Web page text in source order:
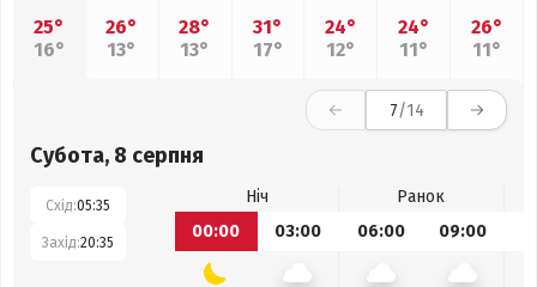
25°
16°
26°
13°
28°
13°
31°
17°
24°
12°
24°
11°
26°
11°
7/14
Субота, 8 серпня
Схід:05:35
Захід:20:35
Ніч
Ранок
00:00
03:00 06:00 09:00